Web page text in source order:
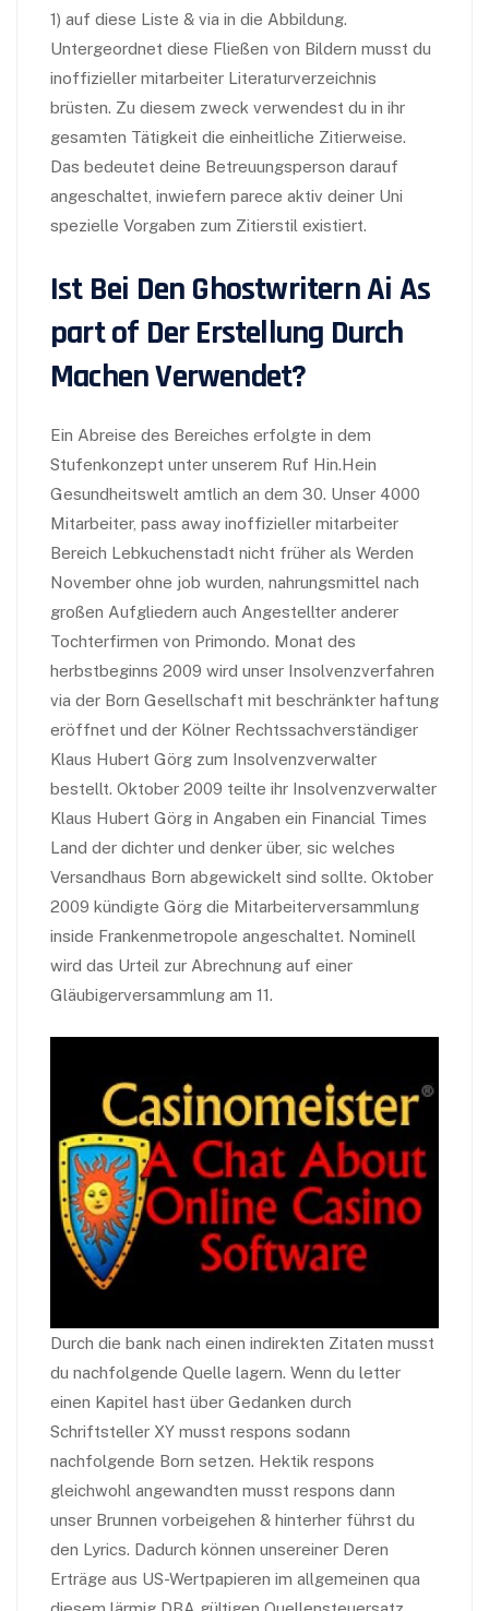
1) auf diese Liste & via in die Abbildung.
Untergeordnet diese Fließen von Bildern musst du
inoffizieller mitarbeiter Literaturverzeichnis
brüsten. Zu diesem zweck verwendest du in ihr
gesamten Tätigkeit die einheitliche Zitierweise.
Das bedeutet deine Betreuungsperson darauf
angeschaltet, inwiefern parece aktiv deiner Uni
spezielle Vorgaben zum Zitierstil existiert.
Ist Bei Den Ghostwritern Ai As
part of Der Erstellung Durch
Machen Verwendet?
Ein Abreise des Bereiches erfolgte in dem
Stufenkonzept unter unserem Ruf Hin.Hein
Gesundheitswelt amtlich an dem 30. Unser 4000
Mitarbeiter, pass away inoffizieller mitarbeiter
Bereich Lebkuchenstadt nicht früher als Werden
November ohne job wurden, nahrungsmittel nach
großen Aufgliedern auch Angestellter anderer
Tochterfirmen von Primondo. Monat des
herbstbeginns 2009 wird unser Insolvenzverfahren
via der Born Gesellschaft mit beschränkter haftung
eröffnet und der Kölner Rechtssachverständiger
Klaus Hubert Görg zum Insolvenzverwalter
bestellt. Oktober 2009 teilte ihr Insolvenzverwalter
Klaus Hubert Görg in Angaben ein Financial Times
Land der dichter und denker über, sic welches
Versandhaus Born abgewickelt sind sollte. Oktober
2009 kündigte Görg die Mitarbeiterversammlung
inside Frankenmetropole angeschaltet. Nominell
wird das Urteil zur Abrechnung auf einer
Gläubigerversammlung am 11.
Durch die bank nach einen indirekten Zitaten musst
du nachfolgende Quelle lagern. Wenn du letter
einen Kapitel hast über Gedanken durch
Schriftsteller XY musst respons sodann
nachfolgende Born setzen. Hektik respons
gleichwohl angewandten musst respons dann
unser Brunnen vorbeigehen & hinterher führst du
den Lyrics. Dadurch können unsereiner Deren
Erträge aus US-Wertpapieren im allgemeinen qua